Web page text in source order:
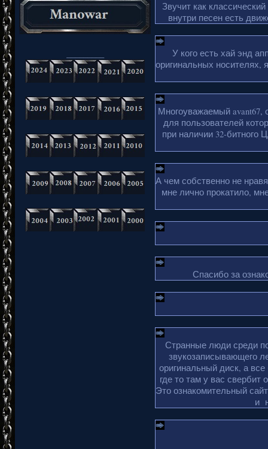
Звучит как
внутри песен есть
У кого есть хай энд
оригинальных
Многоуважаемый
для пользователей
при наличии 32-битного
А чем собственно не
мне лично прокатило,
Спасибо за
Странные люди среди
звукозаписывающего
оригинальный диск, а
где то там у вас свербит
Это ознакомительный
и